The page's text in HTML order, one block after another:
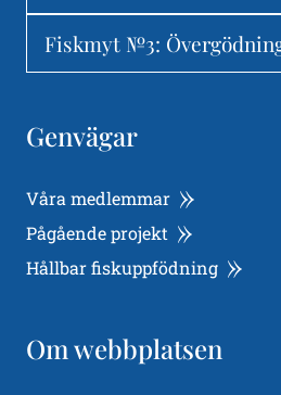
Fiskmyt №3:
Genvägar
Våra medlemmar
Pågående projekt
Hållbar fiskuppfödning
Om webbplatsen